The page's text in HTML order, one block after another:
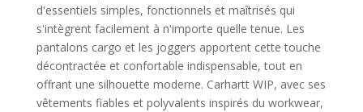
d'essentiels simples, fonctionnels et maîtrisés qui
s'intègrent facilement à n'importe quelle tenue. Les
pantalons cargo et les joggers apportent cette touche
décontractée et confortable indispensable, tout en
offrant une silhouette moderne. Carhartt WIP, avec ses
vêtements fiables et polyvalents inspirés du workwear,